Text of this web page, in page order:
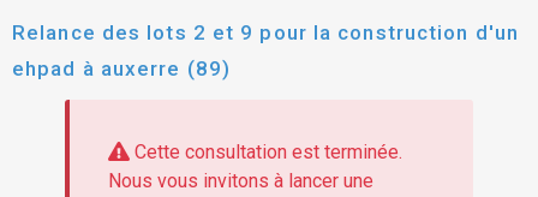
Relance des lots 2 et 9 pour la construction d'un
ehpad à auxerre (89)
Cette consultation est terminée.
Nous vous invitons à lancer une